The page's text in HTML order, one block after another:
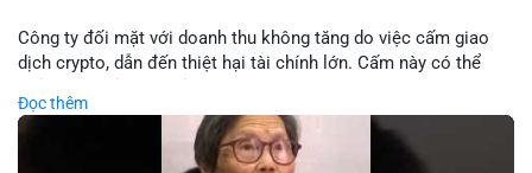
Công ty đối mặt với doanh thu không tăng do việc cấm giao
dịch crypto, dẫn đến thiệt hại tài chính lớn. Cấm này có thể
biến động giá digital asset. Bàn vấn chuyển hướng tập trung
vào nhân lực, cho thấy chiến lược giảm chi phí hoặc điều chỉnh
mô hình kinh doanh. Điều này có thể ảnh hưởng đến thị trường
Đọc thêm